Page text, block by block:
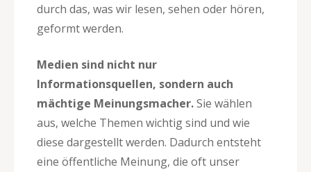
durch das, was wir lesen, sehen oder hören,
geformt werden.
Medien sind nicht nur
Informationsquellen, sondern auch
mächtige Meinungsmacher.Sie wählen
aus, welche Themen wichtig sind und wie
diese dargestellt werden. Dadurch entsteht
eine öffentliche Meinung, die oft unser